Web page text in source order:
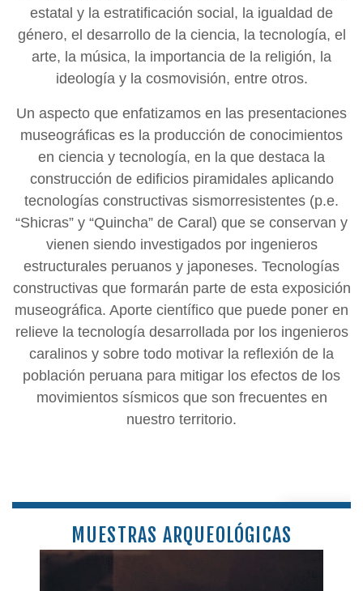
estatal y la estratificación social, la igualdad de
género, el desarrollo de la ciencia, la tecnología, el
arte, la música, la importancia de la religión, la
ideología y la cosmovisión, entre otros.
Un aspecto que enfatizamos en las presentaciones
museográficas es la producción de conocimientos
en ciencia y tecnología, en la que destaca la
construcción de edificios piramidales aplicando
tecnologías constructivas sismorresistentes (p.e.
“Shicras” y “Quincha” de Caral) que se conservan y
vienen siendo investigados por ingenieros
estructurales peruanos y japoneses. Tecnologías
constructivas que formarán parte de esta exposición
museográfica. Aporte científico que puede poner en
relieve la tecnología desarrollada por los ingenieros
caralinos y sobre todo motivar la reflexión de la
población peruana para mitigar los efectos de los
movimientos sísmicos que son frecuentes en
nuestro territorio.
MUESTRAS ARQUEOLÓGICAS